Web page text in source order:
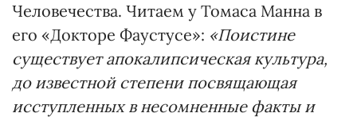
Человечества. Читаем у Томаса Манна в
его «Докторе Фаустусе»: «Поистине
существует апокалипсическая культура,
до известной степени посвящающая
исступленных в несомненные факты и